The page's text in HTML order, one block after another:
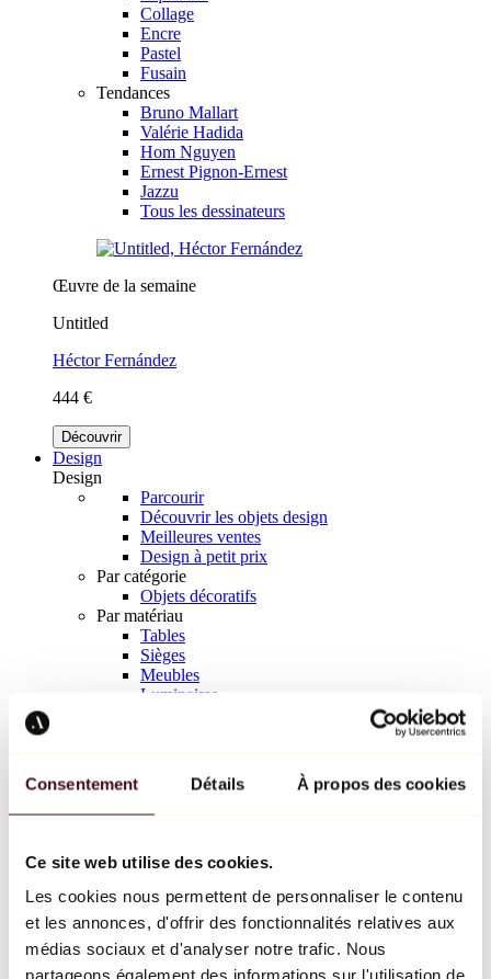
Consentement Détails À propos des cookies
Ce site web utilise des cookies.
Les cookies nous permettent de personnaliser le contenu
et les annonces, d'offrir des fonctionnalités relatives aux
médias sociaux et d'analyser notre trafic. Nous
partageons également des informations sur l'utilisation de
Collage
Encre
Pastel
Fusain
Tendances
Bruno Mallart
Valérie Hadida
Hom Nguyen
Ernest Pignon-Ernest
Jazzu
Tous les dessinateurs
Œuvre de la semaine
Untitled
Héctor Fernández
444 €
Découvrir
Design
Design
Parcourir
Découvrir les objets design
Meilleures ventes
Design à petit prix
Par catégorie
Objets décoratifs
Par matériau
Tables
Sièges
Meubles
Luminaires
Richard Orlinski
Keith Haring
Jeff Koons
Jean-Michel Basquiat
Tous les designers
Œuvre de la semaine